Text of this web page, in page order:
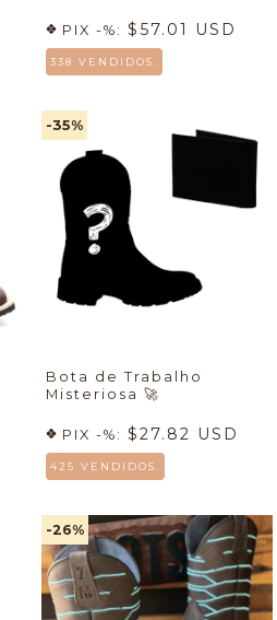
PIX -%: $57.01 USD
338 VENDIDOS.
-35%
Bota de Trabalho
Misteriosa 🚀
PIX -%: $27.82 USD
425 VENDIDOS.
-26%